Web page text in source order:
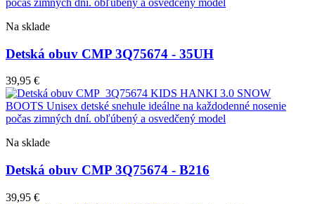
Na sklade
Detská obuv CMP 3Q75674 - 35UH
39,95 €
Na sklade
Detská obuv CMP 3Q75674 - B216
39,95 €